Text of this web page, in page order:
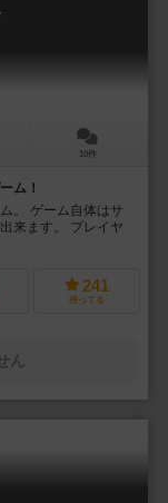
10件
ム！
。 ゲーム自体はサ
来ます。 プレイヤ
241
持ってる
ん